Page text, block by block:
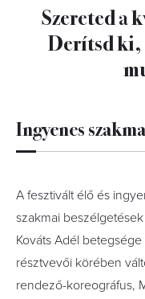
Szereted a
Derítsd ki,
Ingyenes
A fesztivált élő és
szakmai
Kováts Adél
résztvevői körében
rendező-koreográfus,